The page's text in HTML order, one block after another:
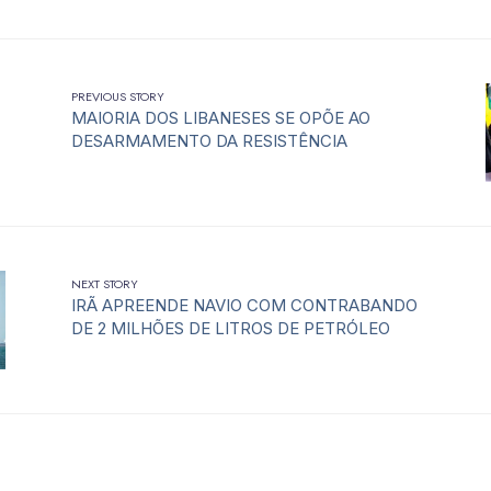
PREVIOUS STORY
MAIORIA DOS LIBANESES SE OPÕE AO
DESARMAMENTO DA RESISTÊNCIA
NEXT STORY
IRÃ APREENDE NAVIO COM CONTRABANDO
DE 2 MILHÕES DE LITROS DE PETRÓLEO